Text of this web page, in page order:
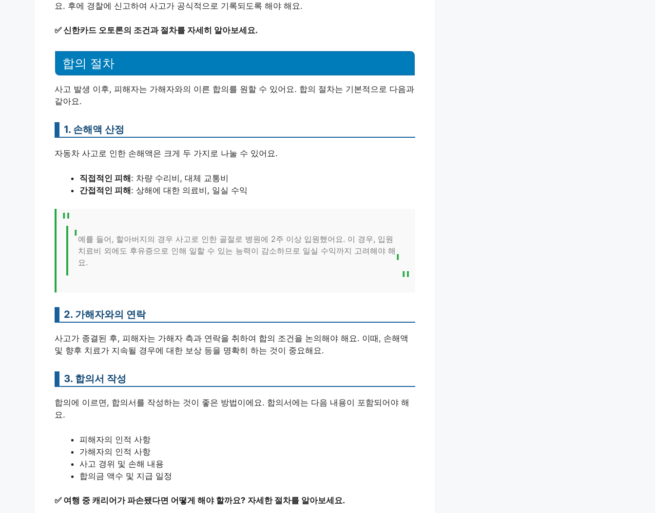
요. 후에 경찰에 신고하여 사고가 공식적으로 기록되도록 해야 해요.
✅신한카드 오토론의 조건과 절차를 자세히 알아보세요.
합의 절차
사고 발생 이후, 피해자는 가해자와의 이른 합의를 원할 수 있어요. 합의 절차는 기본적으로 다음과
같아요.
1. 손해액 산정
자동차 사고로 인한 손해액은 크게 두 가지로 나눌 수 있어요.
직접적인 피해: 차량 수리비, 대체 교통비
간접적인 피해: 상해에 대한 의료비, 일실 수익
예를 들어, 할아버지의 경우 사고로 인한 골절로 병원에 2주 이상 입원했어요. 이 경우, 입원
치료비 외에도 후유증으로 인해 일할 수 있는 능력이 감소하므로 일실 수익까지 고려해야 해
요.
2. 가해자와의 연락
사고가 종결된 후, 피해자는 가해자 측과 연락을 취하여 합의 조건을 논의해야 해요. 이때, 손해액
및 향후 치료가 지속될 경우에 대한 보상 등을 명확히 하는 것이 중요해요.
3. 합의서 작성
합의에 이르면, 합의서를 작성하는 것이 좋은 방법이에요. 합의서에는 다음 내용이 포함되어야 해
요.
피해자의 인적 사항
가해자의 인적 사항
사고 경위 및 손해 내용
합의금 액수 및 지급 일정
✅ 여행 중 캐리어가 파손됐다면 어떻게 해야 할까요? 자세한 절차를 알아보세요.